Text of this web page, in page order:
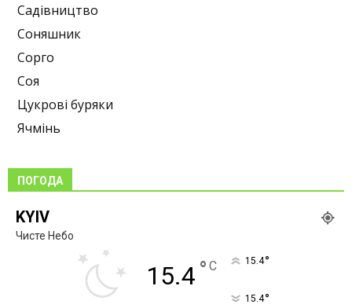
Садівництво
Соняшник
Сорго
Соя
Цукрові буряки
Ячмінь
ПОГОДА
KYIV
Чисте Небо
15.4 ° C 15.4°
15.4°